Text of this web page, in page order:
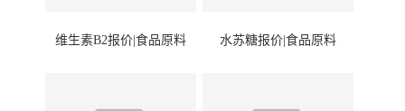
维生素B2报价|食品原料 水苏糖报价|食品原料